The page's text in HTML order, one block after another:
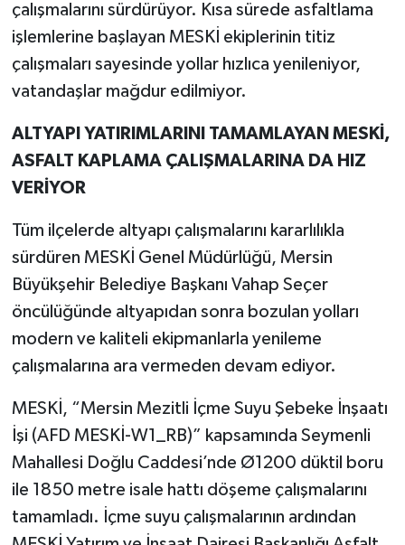
çalışmalarını sürdürüyor. Kısa sürede asfaltlama
işlemlerine başlayan MESKİ ekiplerinin titiz
çalışmaları sayesinde yollar hızlıca yenileniyor,
vatandaşlar mağdur edilmiyor.
ALTYAPI YATIRIMLARINI TAMAMLAYAN MESKİ,
ASFALT KAPLAMA ÇALIŞMALARINA DA HIZ
VERİYOR
Tüm ilçelerde altyapı çalışmalarını kararlılıkla
sürdüren MESKİ Genel Müdürlüğü, Mersin
Büyükşehir Belediye Başkanı Vahap Seçer
öncülüğünde altyapıdan sonra bozulan yolları
modern ve kaliteli ekipmanlarla yenileme
çalışmalarına ara vermeden devam ediyor.
MESKİ, “Mersin Mezitli İçme Suyu Şebeke İnşaatı
İşi (AFD MESKİ-W1_RB)” kapsamında Seymenli
Mahallesi Doğlu Caddesi’nde Ø1200 düktil boru
ile 1850 metre isale hattı döşeme çalışmalarını
tamamladı. İçme suyu çalışmalarının ardından